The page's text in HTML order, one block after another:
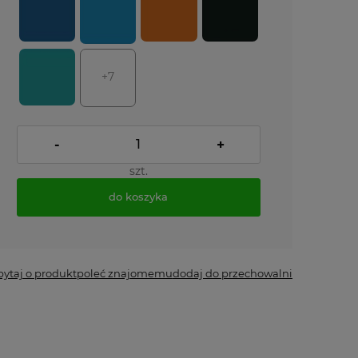
+7
- +
szt.
do koszyka
o produktpoleć znajomemudodaj do przechowalni